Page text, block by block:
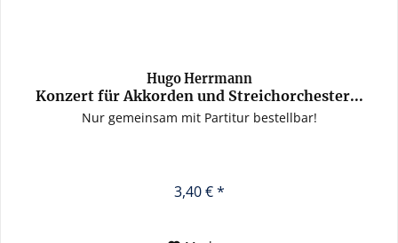
Hugo Herrmann
Konzert für Akkorden und Streichorchester...
Nur gemeinsam mit Partitur bestellbar!
3,40 € *